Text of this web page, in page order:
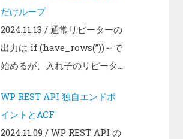
だけループ
2024.11.13 / 通常リピーターの
出力は if (have_rows(”))～で
始めるが、入れ子のリピータ...
WP REST API 独自エンドポ
イントとACF
2024.11.09 / WP REST API の